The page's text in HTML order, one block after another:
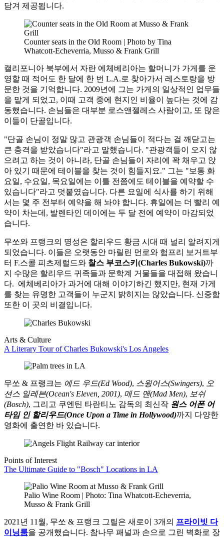
담겨 제공됩니다.
Counter seats in the Old Room | Photo by Tina
Whatcott-Echeverria, Musso & Frank Grill
캘리포니아 북부에서 자란 에체베리아는 할머니가 가게를 운
영할 때 적어도 한 달에 한 번 L.A.로 찾아가서 레스토랑을 방
문한 것을 기억합니다. 2009년에 그는 가게의 일상적인 업무들
을 맡게 되었고, 이때 고객 중에 현지인 비율이 높다는 것에 감
동했습니다. 손님들은 대부분 로스앤젤레스 사람이고, 또 많은
이들이 단골입니다.
"단골 손님이 정말 많고 관광객 손님들이 적다는 걸 깨닫고는
큰 충격을 받았습니다"라고 말했습니다. "관광객들이 오지 않
으려고 하는 것이 아니라, 단골 손님들이 자리에 꽉 채우고 앉
아 있기 때문에 테이블을 찾는 것이 힘들지요." 그는 "보통 화
요일, 수요일, 목요일에는 이틀 전쯤에도 테이블을 예약할 수
있습니다"라고 덧붙였습니다. 다른 요일에 식사를 하기 위해
서는 몇 주 전부터 예약을 해 놔야 합니다. 휴일에는 더 빨리 예
약이 차는데, 발렌타인 데이에는 두 달 전에 예약이 마감되었
습니다.
무쏘와 프랭크의 명성은 할리우드 황금 시대 때 널리 알려지게
되었습니다. 이들은 오랫동안 마릴린 먼로와 험프리 보거트부
터 F.스콜 피츠제럴드와 찰스 부코스키(Charles Bukowski)까
지 수많은 할리우드 귀족들과 문학계 거물들을 대접해 왔습니
다. 에체베리아가 과거에 대해 이야기하긴 했지만, 현재 가게
를 찾는 유명한 고객들이 누군지 밝히지는 않았습니다. 신중함
또한 이 곳의 비결입니다.
Arts & Culture
A Literary Tour of Charles Bukowski's Los Angeles
무쏘 & 프랭크는 에드 우드(Ed Wood), 스윙어스(Swingers), 오
션스 일레븐(Ocean's Eleven, 2001), 매드 맨(Mad Men), 보쉬
(Bosch), 그리고 쿠엔틴 타란티노 감독의 최신작 원스 어폰 어
타임 인 할리우드(Once Upon a Time in Hollywood)까지 다양한
영화에 출연한 바 있습니다.
Points of Interest
The Ultimate Guide to "Bosch" Locations in LA
Palio Wine Room | Photo: Tina Whatcott-Echeverria,
Musso & Frank Grill
2021년 11월, 무쏘 & 프랭크 그릴은 새로이 3개의 프라이빗 다
이닝룸을 공개했습니다. 참나무 패널과 손으로 그린 벽화로 장